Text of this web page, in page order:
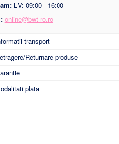
L-V: 09:00 - 16:00
online@bwt-ro.ro
transport
Returnare produse
plata